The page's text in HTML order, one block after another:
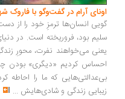
آرام در گفت‌وگو با فاروک شهیچ‭
انسان‌ها ترمزِ خود را از دست
بود، فروریخته است. در دنیای
می‌خواهند نفرت، محورِ
کردیم «دیگری» بودن چه
که ما را احاطه
زندگی و شادی‌هایش...